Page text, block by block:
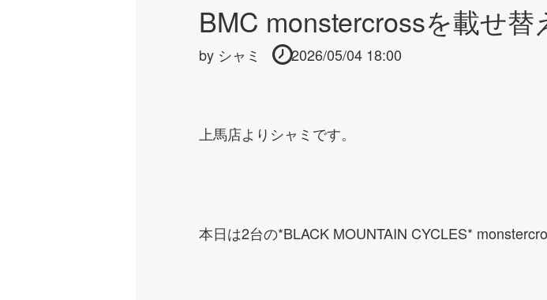
BMC monstercrossを載せ替
by シャミ 2026/05/04 18:00
上馬店よりシャミです。
本日は2台の*BLACK MOUNTAIN CYCLES*